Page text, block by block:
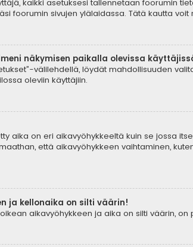
kaikki asetuksesi tallennetaan foorumin
foorumin sivujen ylälaidassa. Tätä kautta
näkymisen paikalla olevissa
välilehdellä, löydät mahdollisuuden
oleviin käyttäjiin.
aika on eri aikavyöhykkeeltä kuin se jossa
että aikavyöhykkeen vaihtaminen,
ja kellonaika on silti väärin!
aikavyöhykkeen ja aika on silti väärin,